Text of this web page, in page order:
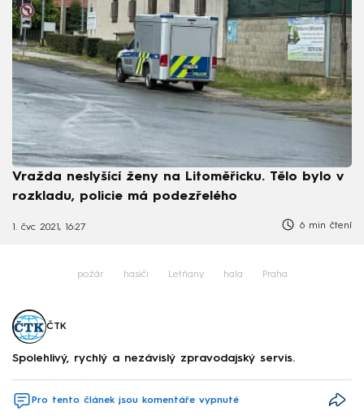
Vražda neslyšící ženy na Litoměřicku. Tělo bylo v
rozkladu, policie má podezřelého
1. čvc 2021, 16:27 6 min čtení
požár hasiči Letňany hala Praha
ČTK
Spolehlivý, rychlý a nezávislý zpravodajský servis.
Pro tento článek jsou komentáře vypnuté